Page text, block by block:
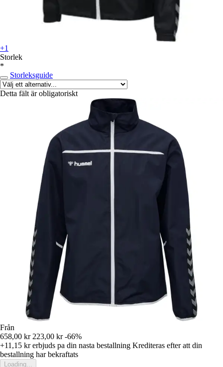
+1
Storlek
*
Storleksguide
Detta fält är obligatoriskt
Från
658,00 kr 223,00 kr -66%
+11,15 krerbjuds pa din nasta bestallning Krediteras efter att din
bestallning har bekraftats
Loading...